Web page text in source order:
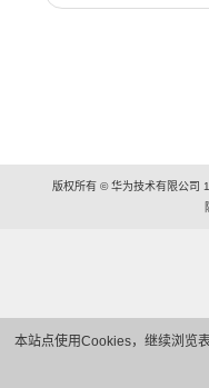
本站点使用Cookies，继续浏览
版权所有 © 华为技术有限公司